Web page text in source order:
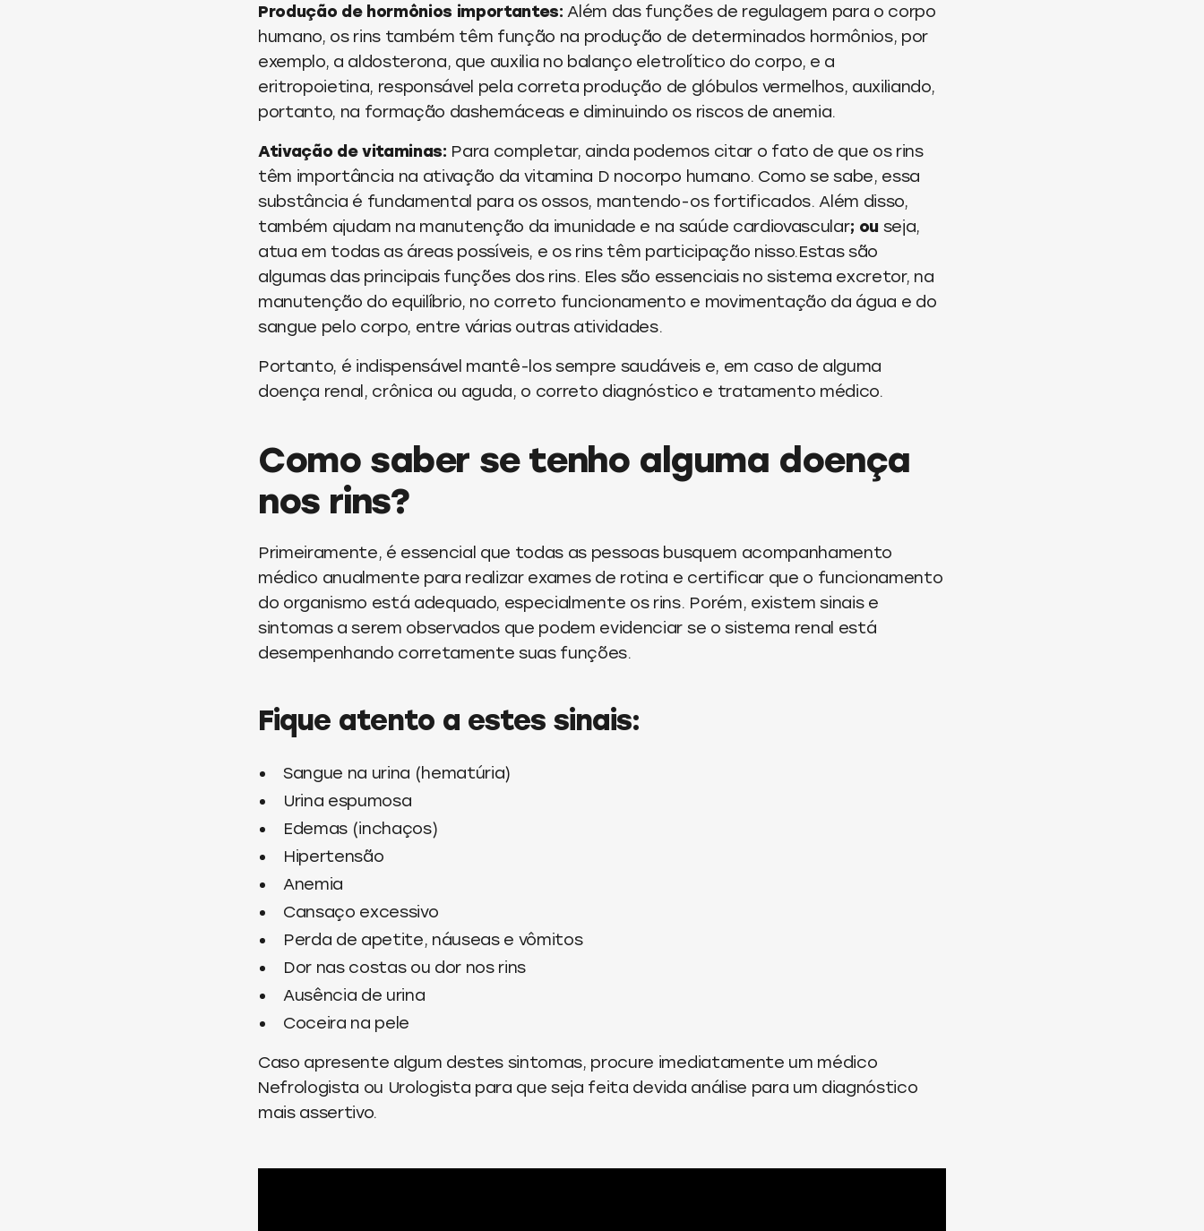
Produção de hormônios importantes: Além das funções de regulagem para o corpo
humano, os rins também têm função na produção de determinados hormônios, por
exemplo, a aldosterona, que auxilia no balanço eletrolítico do corpo, e a
eritropoietina, responsável pela correta produção de glóbulos vermelhos, auxiliando,
portanto, na formação dashemáceas e diminuindo os riscos de anemia.
Ativação de vitaminas: Para completar, ainda podemos citar o fato de que os rins
têm importância na ativação da vitamina D nocorpo humano. Como se sabe, essa
substância é fundamental para os ossos, mantendo-os fortificados. Além disso,
também ajudam na manutenção da imunidade e na saúde cardiovascular; ou seja,
atua em todas as áreas possíveis, e os rins têm participação nisso.Estas são
algumas das principais funções dos rins. Eles são essenciais no sistema excretor, na
manutenção do equilíbrio, no correto funcionamento e movimentação da água e do
sangue pelo corpo, entre várias outras atividades.
Portanto, é indispensável mantê-los sempre saudáveis e, em caso de alguma
doença renal, crônica ou aguda, o correto diagnóstico e tratamento médico.
Como saber se tenho alguma doença
nos rins?
Primeiramente, é essencial que todas as pessoas busquem acompanhamento
médico anualmente para realizar exames de rotina e certificar que o funcionamento
do organismo está adequado, especialmente os rins. Porém, existem sinais e
sintomas a serem observados que podem evidenciar se o sistema renal está
desempenhando corretamente suas funções.
Fique atento a estes sinais:
Sangue na urina (hematúria)
Urina espumosa
Edemas (inchaços)
Hipertensão
Anemia
Cansaço excessivo
Perda de apetite, náuseas e vômitos
Dor nas costas ou dor nos rins
Ausência de urina
Coceira na pele
Caso apresente algum destes sintomas, procure imediatamente um médico
Nefrologista ou Urologista para que seja feita devida análise para um diagnóstico
mais assertivo.